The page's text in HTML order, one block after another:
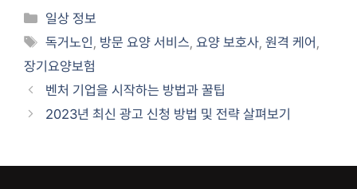
카
테
리
일상 정보
태
그
독거노인, 방문 요양 서비스,요양 보호사,원격 케어 ,
장기요양보험
벤처 기업을 시작하는 방법과 꿀팁
2023년 최신 광고 신청 방법 및 전략 살펴보기